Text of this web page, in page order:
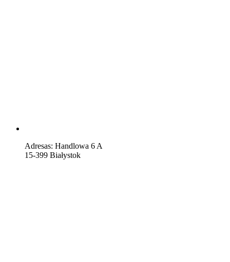
Adresas: Handlowa 6 A
15-399 Białystok